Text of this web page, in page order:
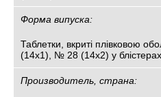
Форма випуска:
Таблетки, вкриті плівковою
(14х1), № 28 (14х2) у блістерах
Производитель, страна: